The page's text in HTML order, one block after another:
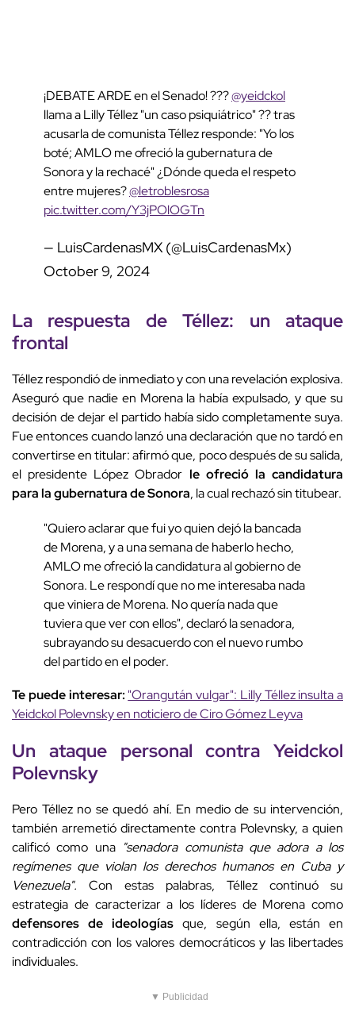
¡DEBATE ARDE en el Senado! ???@yeidckol
llama a Lilly Téllez "un caso psiquiátrico" ?? tras
acusarla de comunista Téllez responde: "Yo los
boté; AMLO me ofreció la gubernatura de
Sonora y la rechacé" ¿Dónde queda el respeto
entre mujeres?@letroblesrosa
pic.twitter.com/Y3jPOlOGTn
— LuisCardenasMX (@LuisCardenasMx)
October 9, 2024
La respuesta de Téllez: un ataque
frontal
Téllez respondió de inmediato y con una revelación explosiva.
Aseguró que nadie en Morena la había expulsado, y que su
decisión de dejar el partido había sido completamente suya.
Fue entonces cuando lanzó una declaración que no tardó en
convertirse en titular: afirmó que, poco después de su salida,
el presidente López Obrador le ofreció la candidatura
para la gubernatura de Sonora, la cual rechazó sin titubear.
"Quiero aclarar que fui yo quien dejó la bancada
de Morena, y a una semana de haberlo hecho,
AMLO me ofreció la candidatura al gobierno de
Sonora. Le respondí que no me interesaba nada
que viniera de Morena. No quería nada que
tuviera que ver con ellos", declaró la senadora,
subrayando su desacuerdo con el nuevo rumbo
del partido en el poder.
Te puede interesar: "Orangután vulgar": Lilly Téllez insulta a
Yeidckol Polevnsky en noticiero de Ciro Gómez Leyva
Un ataque personal contra Yeidckol
Polevnsky
Pero Téllez no se quedó ahí. En medio de su intervención,
también arremetió directamente contra Polevnsky, a quien
calificó como una "senadora comunista que adora a los
regímenes que violan los derechos humanos en Cuba y
Venezuela". Con estas palabras, Téllez continuó su
estrategia de caracterizar a los líderes de Morena como
defensores de ideologíasque, según ella, están en
contradicción con los valores democráticos y las libertades
individuales.
▼ Publicidad